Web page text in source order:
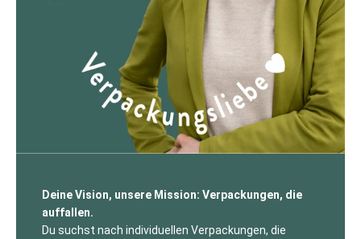
Deine Vision, unsere Mission: Verpackungen, die
auffallen.
Du suchst nach individuellen Verpackungen, die